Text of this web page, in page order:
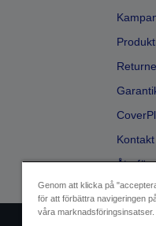
Kontakt
Genom att klicka på
för att förbättra navigeringen
våra marknadsföringsinsatser.